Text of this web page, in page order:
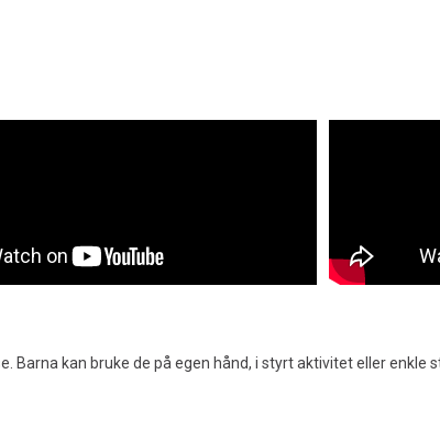
Barna kan bruke de på egen hånd, i styrt aktivitet eller